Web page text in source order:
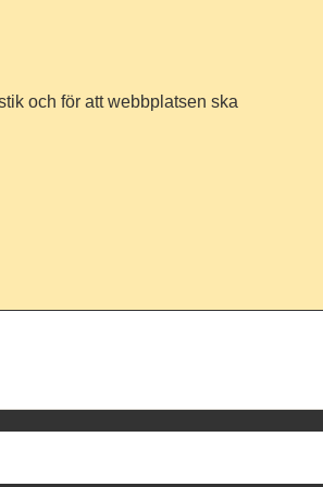
och för att webbplatsen ska